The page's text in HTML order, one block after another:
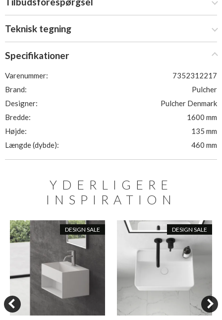
Teknisk tegning
Specifikationer
Varenummer:
7352312217
Brand:
Pulcher
Designer:
Pulcher Denmark
Bredde:
1600 mm
Højde:
135 mm
Længde (dybde):
460 mm
YDERLIGERE
INSPIRATION
DESIGN SALE DESIGN SALE